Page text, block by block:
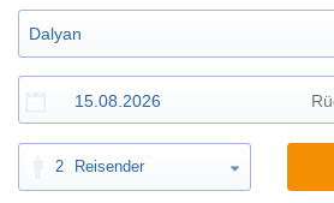
2 Reisender